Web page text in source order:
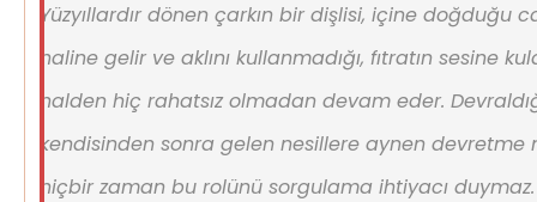
Yüzyıllardır dönen çarkın bir dişlisi, içine doğduğu
haline gelir ve aklını kullanmadığı, fıtratın sesine
halden hiç rahatsız olmadan devam eder.
kendisinden sonra gelen nesillere aynen devretme
hiçbir zaman bu rolünü sorgulama ihtiyacı